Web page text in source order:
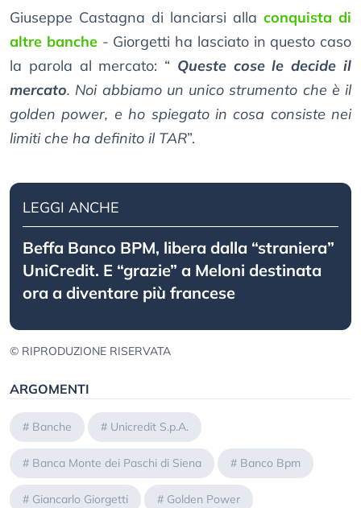
Giuseppe Castagna di lanciarsi alla conquista di
altre banche- Giorgetti ha lasciato in questo caso
la parola al mercato: “ Queste cose le decide il
mercato. Noi abbiamo un unico strumento che è il
golden power, e ho spiegato in cosa consiste nei
limiti che ha definito il TAR”.
LEGGI ANCHE
Beffa Banco BPM, libera dalla “straniera”
UniCredit. E “grazie” a Meloni destinata
ora a diventare più francese
© RIPRODUZIONE RISERVATA
ARGOMENTI
# Banche # Unicredit S.p.A.
# Banca Monte dei Paschi di Siena # Banco Bpm
# Giancarlo Giorgetti # Golden Power